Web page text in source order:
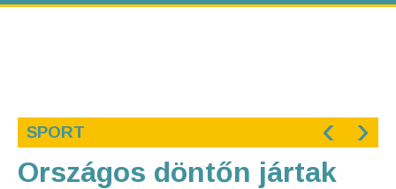
SPORT ‹ ›
Országos döntőn jártak